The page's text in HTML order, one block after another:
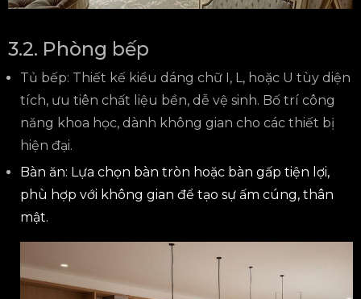
3.2. Phòng bếp
Tủ bếp: Thiết kế kiểu dáng chữ I, L, hoặc U tùy diện
tích, ưu tiên chất liệu bền, dễ vệ sinh. Bố trí công
năng khoa học, dành không gian cho các thiết bị
hiện đại.
Bàn ăn: Lựa chọn bàn tròn hoặc bàn gấp tiện lợi,
phù hợp với không gian để tạo sự ấm cúng, thân
mật.